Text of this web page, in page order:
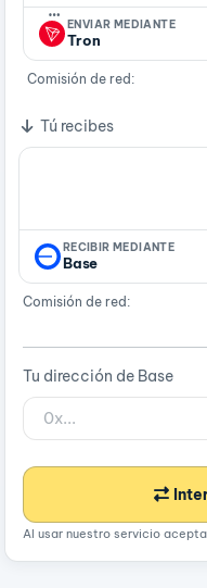
…
ENVIAR MEDIANTE
Tron
Comisión de red:
Tú recibes
RECIBIR MEDIANTE
Base
Comisión de red:
Tu dirección de Base
Al usar nuestro servicio